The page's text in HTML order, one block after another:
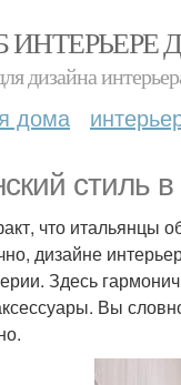
дизайна
дома
стиль
что итальянцы
дизайне
Здесь
Вы